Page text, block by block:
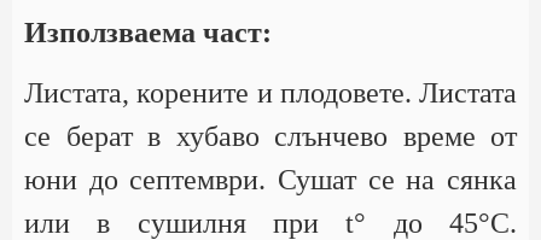
Използваема част:
Листата, корените и плодовете. Листата
се берат в хубаво слънчево време от
юни до септември. Сушат се на сянка
или в сушилня при t° до 45°С.